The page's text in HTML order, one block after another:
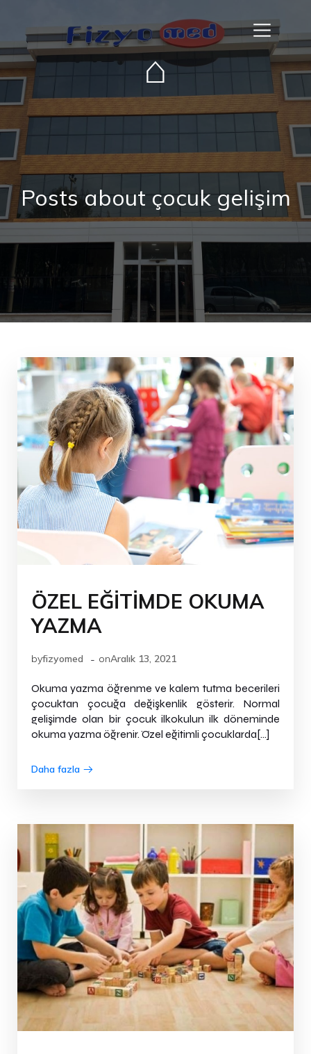
⌂
Posts about çocuk gelişim
ÖZEL EĞİTİMDE OKUMA
YAZMA
byfizyomed - onAralık 13, 2021
Okuma yazma öğrenme ve kalem tutma becerileri
çocuktan çocuğa değişkenlik gösterir. Normal
gelişimde olan bir çocuk ilkokulun ilk döneminde
okuma yazma öğrenir. Özel eğitimli çocuklarda[…]
Daha fazla